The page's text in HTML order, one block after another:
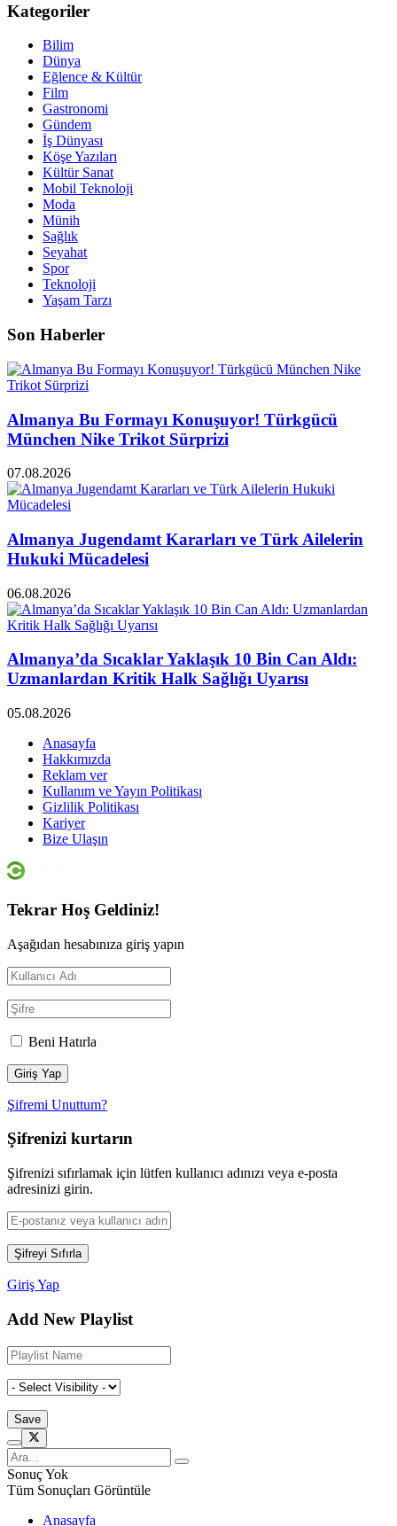
Kategoriler
Bilim
Dünya
Eğlence & Kültür
Film
Gastronomi
Gündem
İş Dünyası
Köşe Yazıları
Kültür Sanat
Mobil Teknoloji
Moda
Münih
Sağlık
Seyahat
Spor
Teknoloji
Yaşam Tarzı
Son Haberler
Almanya Bu Formayı Konuşuyor! Türkgücü
München Nike Trikot Sürprizi
07.08.2026
Almanya Jugendamt Kararları ve Türk Ailelerin
Hukuki Mücadelesi
06.08.2026
Almanya’da Sıcaklar Yaklaşık 10 Bin Can Aldı:
Uzmanlardan Kritik Halk Sağlığı Uyarısı
05.08.2026
Anasayfa
Hakkımızda
Reklam ver
Kullanım ve Yayın Politikası
Gizlilik Politikası
Kariyer
Bize Ulaşın
Tekrar Hoş Geldiniz!
Aşağıdan hesabınıza giriş yapın
Beni Hatırla
Şifremi Unuttum?
Şifrenizi kurtarın
Şifrenizi sıfırlamak için lütfen kullanıcı adınızı veya e-posta
adresinizi girin.
Giriş Yap
Add New Playlist
Sonuç Yok
Tüm Sonuçları Görüntüle
Anasayfa